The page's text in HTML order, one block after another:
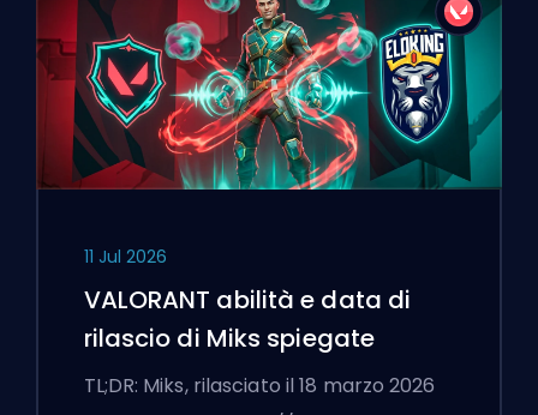
11 Jul 2026
VALORANT abilità e data di
rilascio di Miks spiegate
TL;DR: Miks, rilasciato il 18 marzo 2026